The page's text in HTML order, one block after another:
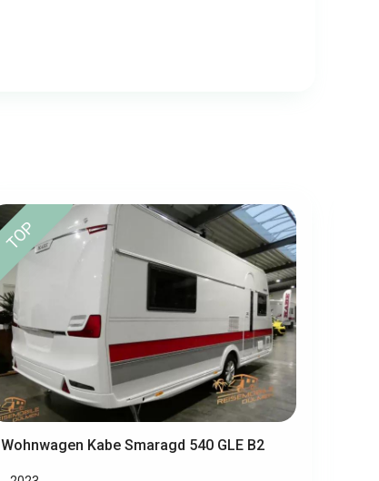
TOP
Wohnwagen Kabe Smaragd 540 GLE B2